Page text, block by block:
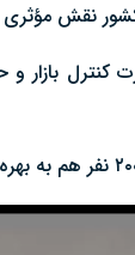
نقش مؤثری
بازار و